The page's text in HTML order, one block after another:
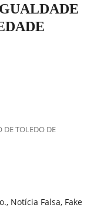
DE TOLEDO DE
Notícia Falsa, Fake